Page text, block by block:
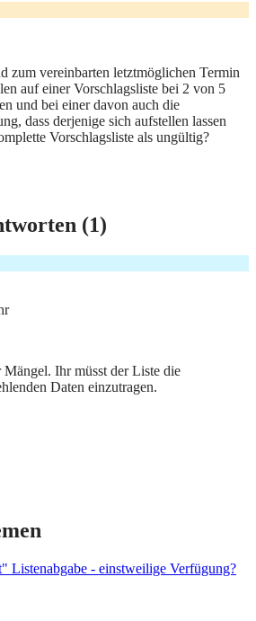
zum vereinbarten letztmöglichen Termin
auf einer Vorschlagsliste bei 2 von 5
und bei einer davon auch die
dass derjenige sich aufstellen lassen
Vorschlagsliste als ungültig?
(1)
Ihr müsst der Liste die
Daten einzutragen.
Listenabgabe - einstweilige Verfügung?